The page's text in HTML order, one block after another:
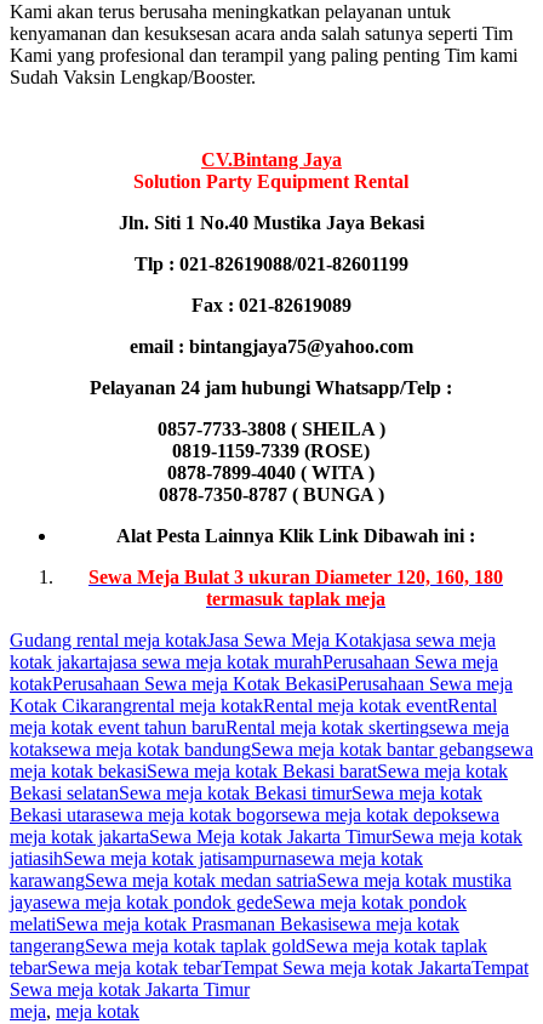
Kami akan terus berusaha meningkatkan pelayanan untuk
kenyamanan dan kesuksesan acara anda salah satunya seperti Tim
Kami yang profesional dan terampil yang paling penting Tim kami
Sudah Vaksin Lengkap/Booster.
CV.Bintang Jaya
Solution Party EquipmentRental
Jln. Siti 1 No.40 Mustika Jaya Bekasi
Tlp : 021-82619088/021-82601199
Fax : 021-82619089
email : bintangjaya75@yahoo.com
Pelayanan 24 jam hubungi Whatsapp/Telp :
0857-7733-3808 ( SHEILA )
0819-1159-7339 (ROSE)
0878-7899-4040 ( WITA )
0878-7350-8787 ( BUNGA )
Alat Pesta Lainnya Klik Link Dibawah ini :
Sewa Meja Bulat 3 ukuran Diameter 120, 160, 180
termasuk taplak meja
Gudang rental meja kotakJasa Sewa Meja Kotakjasa sewa meja
kotak jakartajasa sewa meja kotak murahPerusahaan Sewa meja
kotakPerusahaan Sewa meja Kotak BekasiPerusahaan Sewa meja
Kotak Cikarangrental meja kotakRental meja kotak eventRental
meja kotak event tahun baruRental meja kotak skertingsewa meja
kotaksewa meja kotak bandungSewa meja kotak bantar gebangsewa
meja kotak bekasiSewa meja kotak Bekasi baratSewa meja kotak
Bekasi selatanSewa meja kotak Bekasi timurSewa meja kotak
Bekasi utarasewa meja kotak bogorsewa meja kotak depoksewa
meja kotak jakartaSewa Meja kotak Jakarta TimurSewa meja kotak
jatiasihSewa meja kotak jatisampurnasewa meja kotak
karawangSewa meja kotak medan satriaSewa meja kotak mustika
jayasewa meja kotak pondok gedeSewa meja kotak pondok
melatiSewa meja kotak Prasmanan Bekasisewa meja kotak
tangerangSewa meja kotak taplak goldSewa meja kotak taplak
tebarSewa meja kotak tebarTempat Sewa meja kotak JakartaTempat
Sewa meja kotak Jakarta Timur
meja, meja kotak